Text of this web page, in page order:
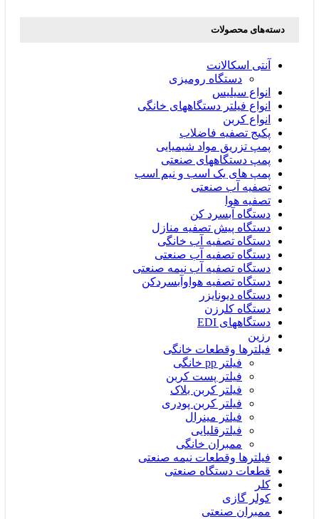
دسته‌های محصولات
آنتی اسکالانت
دستگاه رومیزی
انواع سیلیس
انواع فیلتر دستگاههای خانگی
انواع کربن
پکیج تصفیه فاضلاب
پمپ تزریق مواد شیمیایی
پمپ دستگاههای صنعتی
پمپ های یک اسب و نیم اسب
تصفیه آب صنعتی
تصفیه هوا
دستگاه آبسرد کن
دستگاه پیش تصفیه منازل
دستگاه تصفیه آب خانگی
دستگاه تصفیه آب صنعتی
دستگاه تصفیه آب نیمه صنعتی
دستگاه تصفیه هواوآبسردکن
دستگاه دیونایزر
دستگاه کلرزن
دستگاههای EDI
رزین
فیلترها وقطعات خانگی
فیلتر pp خانگی
فیلتر پست کربن
فیلتر کربن بلاک
فیلتر کربن پودری
فیلتر مینرال
فیلترقلیایی
ممبران خانگی
فیلترها وقطعات نیمه صنعتی
قطعات دستگاه صنعتی
کلر
کولر گازی
ممبران صنعتی